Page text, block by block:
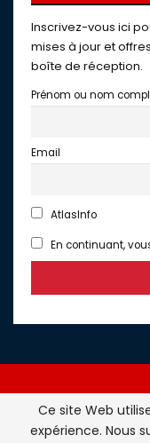
Inscrivez-vous ici
mises à jour et
boîte de réception.
Prénom ou nom
Email
AtlasInfo
En continuant,
Atlasinfo.fr :
Ce site Web
expérience. Nous